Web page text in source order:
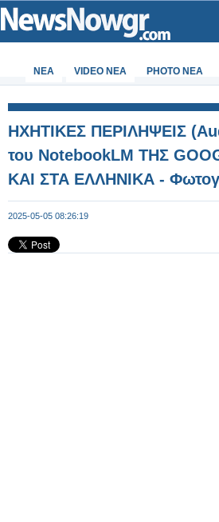
ΝΕΑ VIDEO NEA PHOTO NEA
ΗΧΗΤΙΚΕΣ ΠΕΡΙΛΗΨΕΙΣ
του NotebookLM ΤΗΣ
ΚΑΙ ΣΤΑ ΕΛΛΗΝΙΚΑ -
2025-05-05 08:26:19